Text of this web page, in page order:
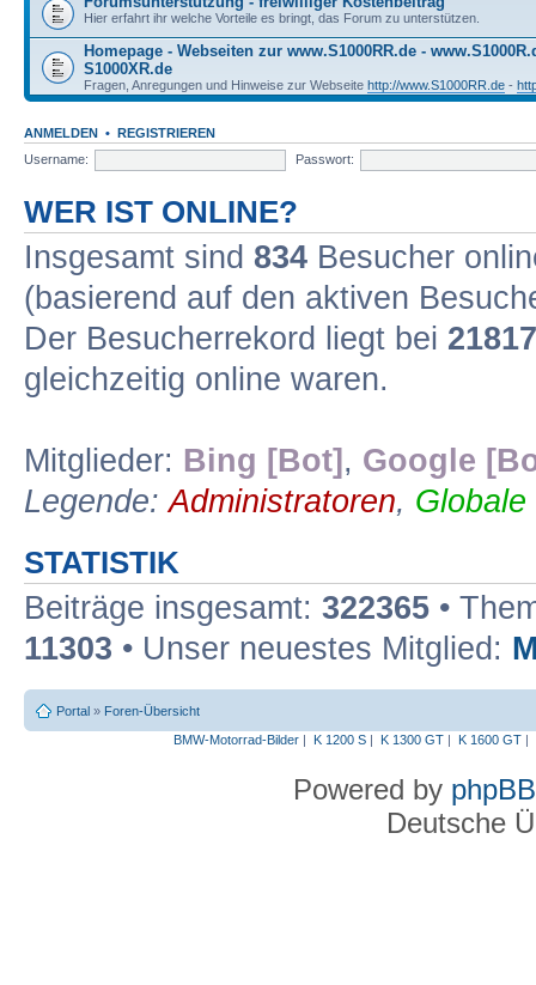
Hier erfahrt ihr welche Vorteile es bringt, das Forum zu unterstützen.
Homepage - Webseiten zur www.S1000RR.de -
S1000XR.de
Fragen, Anregungen und Hinweise zur Webseite http://www.S1000RR.de -
ANMELDEN • REGISTRIEREN
Username:
Passwort:
WER IST ONLINE?
Insgesamt sind 834 Besucher
(basierend auf den aktiven
Der Besucherrekord liegt bei 21817
gleichzeitig online waren.
Mitglieder: Bing [Bot] , Google
Legende:Administratoren,
STATISTIK
Beiträge insgesamt: 322365 •
11303 • Unser neuestes Mitglied:
Portal » Foren-Übersicht
BMW-Motorrad-Bilder| K 1200 S| K 1300 GT| K 1600 GT|
Powered by phpBB
Deutsche